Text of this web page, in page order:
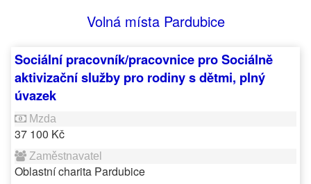
Volná místa Pardubice
Sociální pracovník/pracovnice pro Sociálně
aktivizační služby pro rodiny s dětmi, plný
úvazek
37 100 Kč
Oblastní charita Pardubice